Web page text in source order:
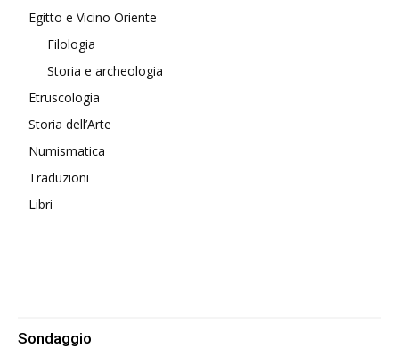
Egitto e Vicino Oriente
Filologia
Storia e archeologia
Etruscologia
Storia dell’Arte
Numismatica
Traduzioni
Libri
Sondaggio